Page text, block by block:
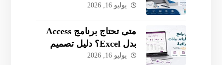
المحتوى الخام إلى تقرير
يوليو 16, 2026
متى تحتاج برنامج Access
بدل Excel؟ دليل تصميم
قاعدة بيانات مخصصة
يوليو 16, 2026